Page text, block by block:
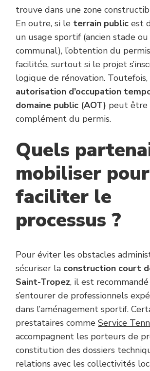
trouve dans une zone
En outre, si le terrain public est
un usage sportif (ancien stade
communal), l’obtention du
facilitée, surtout si le projet
logique de rénovation. Toutefois,
autorisation d’occupation
domaine public (AOT) peut être
complément du permis.
Quels
mobiliser pour
faciliter le
processus ?
Pour éviter les obstacles
sécuriser la construction court
Saint-Tropez, il est
s’entourer de professionnels
dans l’aménagement sportif.
prestataires comme Service
accompagnent les porteurs de
constitution des dossiers
relations avec les collectivités